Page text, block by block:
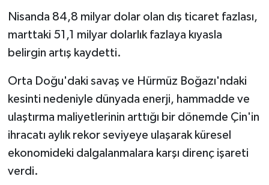
Nisanda 84,8 milyar dolar olan dış ticaret fazlası,
marttaki 51,1 milyar dolarlık fazlaya kıyasla
belirgin artış kaydetti.
Orta Doğu'daki savaş ve Hürmüz Boğazı'ndaki
kesinti nedeniyle dünyada enerji, hammadde ve
ulaştırma maliyetlerinin arttığı bir dönemde Çin'in
ihracatı aylık rekor seviyeye ulaşarak küresel
ekonomideki dalgalanmalara karşı direnç işareti
verdi.